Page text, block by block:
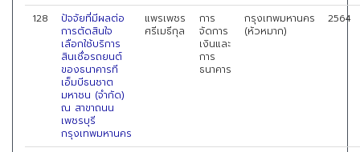
128
ปัจจัยที่มีผลต่อ
การตัดสินใจ
เลือกใช้บริการ
สินเชื่อรถยนต์
ของธนาคารที
เอ็มบีธนชาต
มหาชน (จํากัด)
ณ สาขาถนน
เพชรบุรี
กรุงเทพมหานคร
แพรเพชร
ศรีเมธีกุล
การ
จัดการ
เงินและ
การ
ธนาคาร
กรุงเทพมหานคร
(หัวหมาก)
2564